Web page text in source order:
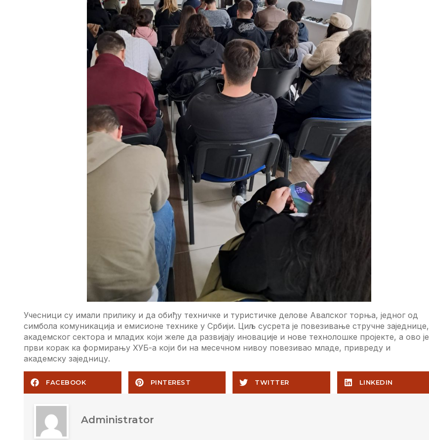
Учесници су имали прилику и да обиђу техничке и туристичке делове Авалског торња, једног од
симбола комуникација и емисионе технике у Србији. Циљ сусрета је повезивање стручне заједнице,
академског сектора и младих који желе да развијају иновације и нове технолошке пројекте, а ово је
први корак ка формирању ХУБ-а који би на месечном нивоу повезивао младе, привреду и
академску заједницу.
FACEBOOK PINTEREST TWITTER LINKEDIN
Administrator